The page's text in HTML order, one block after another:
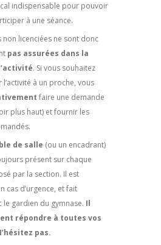
indispensable pour pouvoir
à une séance.
non licenciées ne sont donc
pas assurées dans la
. Si vous souhaitez
à un proche, vous
faire une demande
plus haut) et fournir les
de salle (ou un encadrant)
présent sur chaque
par la section. Il est
cas d’urgence, et fait
le gardien du gymnase. Il
répondre à toutes vos
pas.